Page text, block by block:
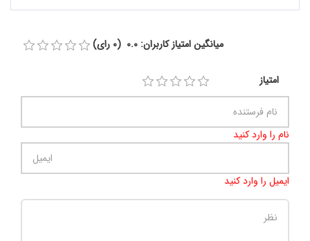
میانگین امتیاز کاربران: 0.0 (0 رای)
امتیاز
نام را وارد کنید
ایمیل را وارد کنید